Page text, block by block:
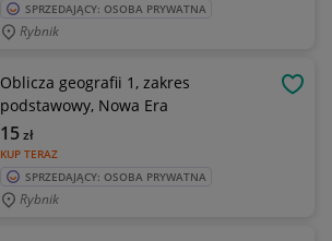
SPRZEDAJĄCY: OSOBA PRYWATNA
Rybnik
Oblicza geografii 1, zakres
podstawowy, Nowa Era
KUP TERAZ
15zł
SPRZEDAJĄCY: OSOBA PRYWATNA
Rybnik